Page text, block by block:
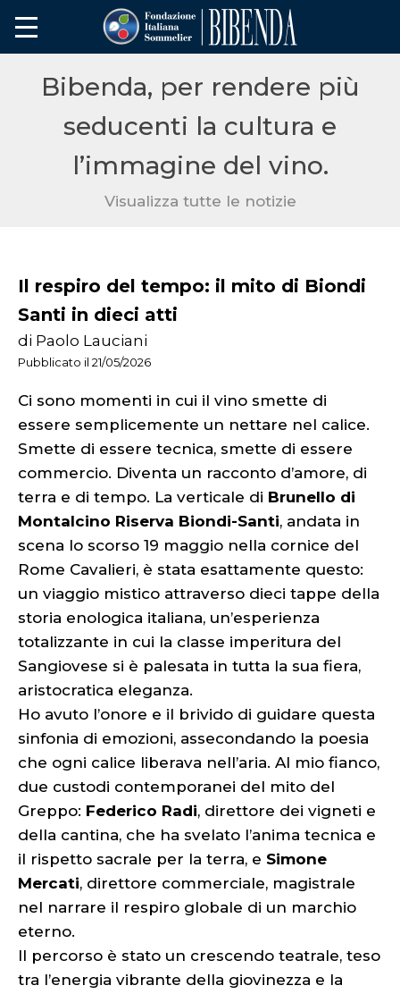
Bibenda, per rendere più
seducenti la cultura e
l’immagine del vino.
Visualizza tutte le notizie
Il respiro del tempo: il mito di Biondi
Santi in dieci atti
di Paolo Lauciani
Pubblicato il 21/05/2026
Ci sono momenti in cui il vino smette di
essere semplicemente un nettare nel calice.
Smette di essere tecnica, smette di essere
commercio. Diventa un racconto d’amore, di
terra e di tempo. La verticale di Brunello di
Montalcino Riserva Biondi-Santi, andata in
scena lo scorso 19 maggio nella cornice del
Rome Cavalieri, è stata esattamente questo:
un viaggio mistico attraverso dieci tappe della
storia enologica italiana, un’esperienza
totalizzante in cui la classe imperitura del
Sangiovese si è palesata in tutta la sua fiera,
aristocratica eleganza.
Ho avuto l’onore e il brivido di guidare questa
sinfonia di emozioni, assecondando la poesia
che ogni calice liberava nell’aria. Al mio fianco,
due custodi contemporanei del mito del
Greppo: Federico Radi, direttore dei vigneti e
della cantina, che ha svelato l’anima tecnica e
il rispetto sacrale per la terra, e Simone
Mercati, direttore commerciale, magistrale
nel narrare il respiro globale di un marchio
eterno.
Il percorso è stato un crescendo teatrale, teso
tra l’energia vibrante della giovinezza e la